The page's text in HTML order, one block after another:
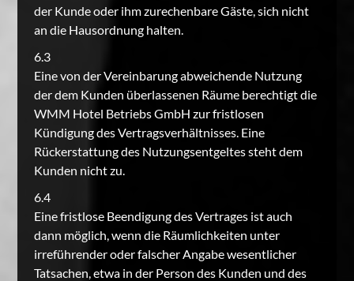
der Kunde oder ihm zurechenbare Gäste, sich nicht
an die Hausordnung halten.
6.3
Eine von der Vereinbarung abweichende Nutzung
der dem Kunden überlassenen Räume berechtigt die
WMM Hotel Betriebs GmbH zur fristlosen
Kündigung des Vertragsverhältnisses. Eine
Rückerstattung des Nutzungsentgeltes steht dem
Kunden nicht zu.
6.4
Eine fristlose Beendigung des Vertrages ist auch
dann möglich, wenn die Räumlichkeiten unter
irreführender oder falscher Angabe wesentlicher
Tatsachen, etwa in der Person des Kunden und des